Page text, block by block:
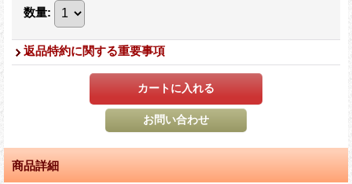
数量:
返品特約に関する重要事項
商品詳細